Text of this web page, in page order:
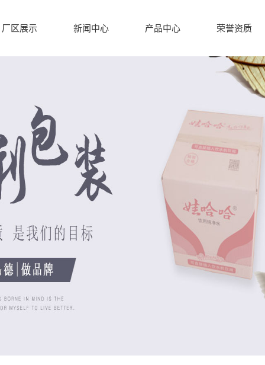
厂区展示 新闻中心 产品中心 荣誉资质